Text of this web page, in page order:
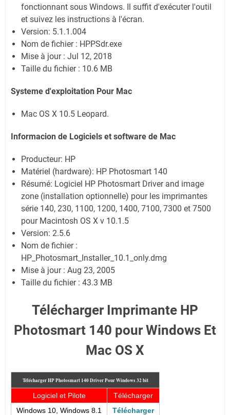
fonctionnant sous Windows. Il suffit d'exécuter l'outil
et suivez les instructions à l'écran.
Version: 5.1.1.004
Nom de fichier : HPPSdr.exe
Mise à jour : Jul 12, 2018
Taille du fichier : 10.6 MB
Systeme d'exploitation Pour Mac
Mac OS X 10.5 Leopard.
Informacion de Logiciels et software de Mac
Producteur: HP
Matériel (hardware): HP Photosmart 140
Résumé: Logiciel HP Photosmart Driver and image
zone (installation optionnelle) pour les imprimantes
série 140, 230, 1100, 1200, 1400, 7100, 7300 et 7500
pour Macintosh OS X v 10.1.5
Version: 2.5.6
Nom de fichier :
HP_Photosmart_Installer_10.1_only.dmg
Mise à jour : Aug 23, 2005
Taille du fichier : 43.3 MB
Télécharger Imprimante HP
Photosmart 140 pour Windows Et
Mac OS X
Télécharger HP Photosmart 140Driver Pour Windows 32 bit
Logiciel et Pilote
Télécharger
Windows 10, Windows 8.1
Télécharger